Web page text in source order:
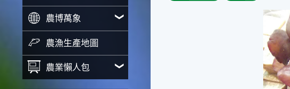
農博萬象
農漁生產地圖
農業懶人包